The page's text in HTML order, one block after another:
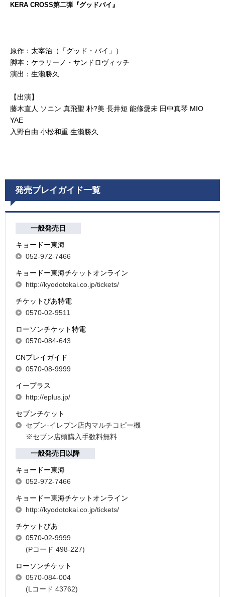
KERA CROSS第二弾『グッドバイ』
原作：太宰治（「グッド・バイ」）
脚本：ケラリーノ・サンドロヴィッチ
演出：生瀬勝久
【出演】
藤木直人 ソニン 真飛聖 朴?美 長井短 能條愛未 田中真琴 MIO
YAE
入野自由 小松和重 生瀬勝久
発売プレイガイド一覧
一般発売日
キョードー東海
052-972-7466
キョードー東海チケットオンライン
http://kyodotokai.co.jp/tickets/
チケットぴあ特電
0570-02-9511
ローソンチケット特電
0570-084-643
CNプレイガイド
0570-08-9999
イープラス
http://eplus.jp/
セブンチケット
セブン-イレブン店内マルチコピー機
※セブン店頭購入手数料無料
一般発売日以降
キョードー東海
052-972-7466
キョードー東海チケットオンライン
http://kyodotokai.co.jp/tickets/
チケットぴあ
0570-02-9999
(Pコード 498-227)
ローソンチケット
0570-084-004
(Lコード 43762)